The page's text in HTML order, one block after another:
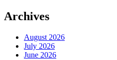
Archives
August 2026
July 2026
June 2026